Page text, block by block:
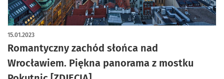
Romantyczny zachód słońca nad
Wrocławiem. Piękna panorama z mostku
15.01.2023
artykuł z galerią zdjęć